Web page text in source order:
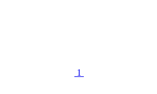
1